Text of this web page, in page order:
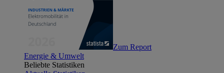
Zum Report
Energie & Umwelt
Beliebte Statistiken